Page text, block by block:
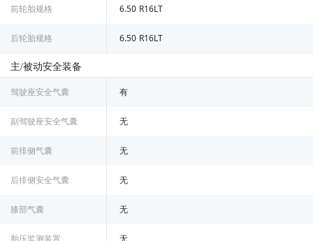
前轮胎规格 6.50 R16LT
后轮胎规格 6.50 R16LT
主/被动安全装备
驾驶座安全气囊 有
副驾驶座安全气囊 无
前排侧气囊 无
后排侧安全气囊 无
膝部气囊 无
胎压监测装置 无